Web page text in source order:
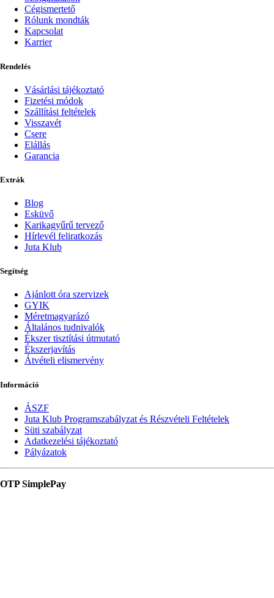
Cégismertető
Rólunk mondták
Kapcsolat
Karrier
Rendelés
Vásárlási tájékoztató
Fizetési módok
Szállítási feltételek
Visszavét
Csere
Elállás
Garancia
Extrák
Blog
Esküvő
Karikagyűrű tervező
Hírlevél feliratkozás
Juta Klub
Segítség
Ajánlott óra szervizek
GYIK
Méretmagyarázó
Általános tudnivalók
Ékszer tisztítási útmutató
Ékszerjavítás
Átvételi elismervény
Információ
ÁSZF
Juta Klub Programszabályzat és Részvételi Feltételek
Süti szabályzat
Adatkezelési tájékoztató
Pályázatok
OTP SimplePay